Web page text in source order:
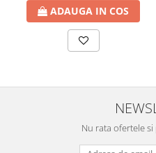
ADAUGA IN COS
Nu rata ofertele